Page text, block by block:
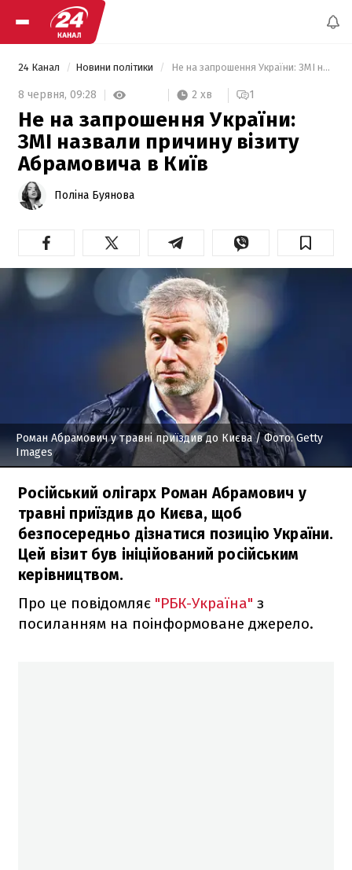
24 Канал Новини політики Не на запрошення України: ЗМІ назвали причину візиту Абрамовича в Київ
8 червня, 09:28 2 хв 1
Не на запрошення України:
ЗМІ назвали причину візиту
Абрамовича в Київ
Поліна Буянова
Роман Абрамович у травні приїздив до Києва/ Фото: Getty
Images
Російський олігарх Роман Абрамович у
травні приїздив до Києва, щоб
безпосередньо дізнатися позицію України.
Цей візит був ініційований російським
керівництвом.
Про це повідомляє "РБК-Україна" з
посиланням на поінформоване джерело.